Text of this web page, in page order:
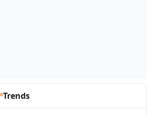
Trends